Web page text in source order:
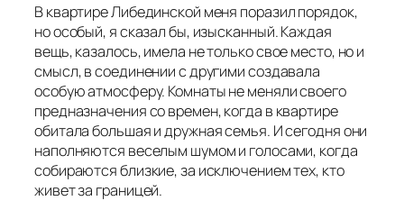
В квартире Либединской меня поразил порядок,
но особый, я сказал бы, изысканный. Каждая
вещь, казалось, имела не только свое место, но и
смысл, в соединении с другими создавала
особую атмосферу. Комнаты не меняли своего
предназначения со времен, когда в квартире
обитала большая и дружная семья. И сегодня они
наполняются веселым шумом и голосами, когда
собираются близкие, за исключением тех, кто
живет за границей.